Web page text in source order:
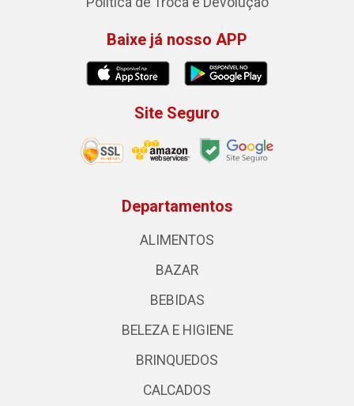
Baixe já nosso APP
Site Seguro
Departamentos
ALIMENTOS
BAZAR
BEBIDAS
BELEZA E HIGIENE
BRINQUEDOS
CALCADOS